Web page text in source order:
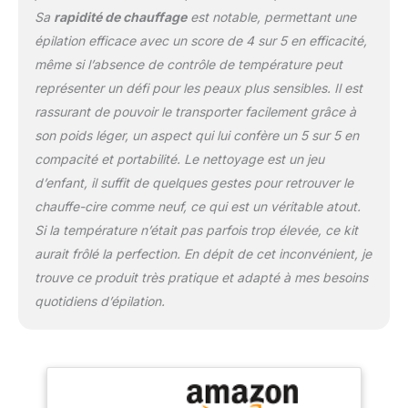
l'expérience d'un
processus d'épilation sûr
et sans tracas avec ce
chauffe-cire portable
Convient pour une
variété d'utilisations
corporelles : notre
chauffe-cire dure en
convient aussi bien aux
hommes qu'aux
femmes, offrant une
expérience d'épilation
fonctionne avec tous les
perles de cire. Il est
également adapté pour
diverses parties du
Sa rapidité de chauffageest notable, permettant une
épilation efficace avec un score de 4 sur 5 en efficacité,
même si l’absence de contrôle de température peut
représenter un défi pour les peaux plus sensibles. Il est
rassurant de pouvoir le transporter facilement grâce à
son poids léger, un aspect qui lui confère un 5 sur 5 en
compacité et portabilité. Le nettoyage est un jeu
d’enfant, il suffit de quelques gestes pour retrouver le
chauffe-cire comme neuf, ce qui est un véritable atout.
Si la température n’était pas parfois trop élevée, ce kit
aurait frôlé la perfection. En dépit de cet inconvénient, je
trouve ce produit très pratique et adapté à mes besoins
quotidiens d’épilation.